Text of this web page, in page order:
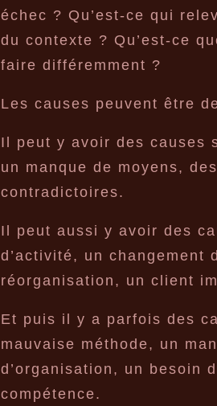
échec ? Qu’est-ce qui
du contexte ? Qu’est-ce
faire différemment ?
Les causes peuvent être
Il peut y avoir des causes
un manque de moyens,
contradictoires.
Il peut aussi y avoir des
d’activité, un changement
réorganisation, un client
Et puis il y a parfois des
mauvaise méthode, un
d’organisation, un besoin
compétence.